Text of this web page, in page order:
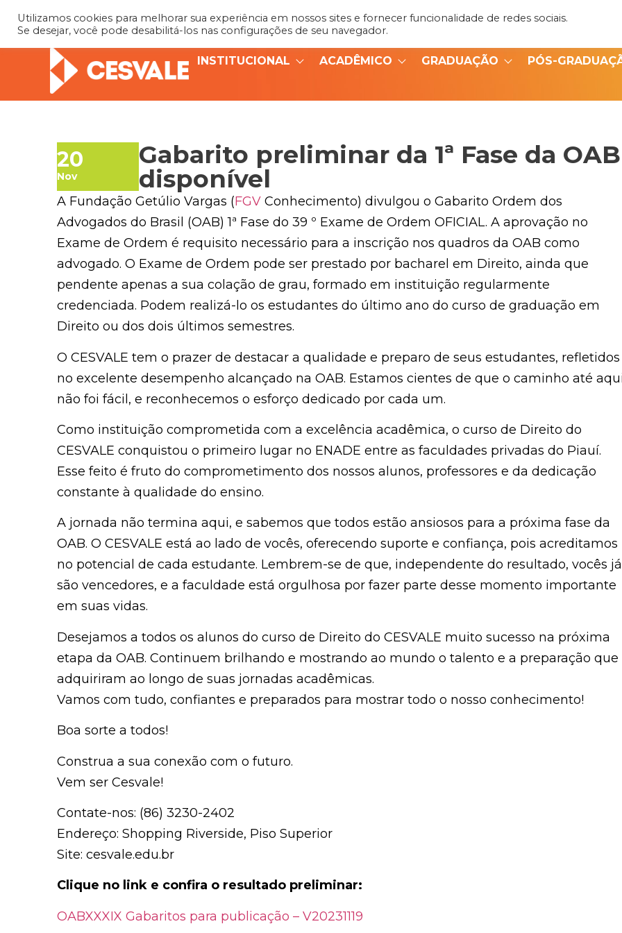
INSTITUCIONAL ACADÊMICO GRADUAÇÃO PÓS-
20
Nov
Gabarito preliminar da 1ª Fase da OAB
disponível
A Fundação Getúlio Vargas (FGV Conhecimento) divulgou o Gabarito Ordem dos
Advogados do Brasil (OAB) 1ª Fase do 39 º Exame de Ordem OFICIAL. A aprovação no
Exame de Ordem é requisito necessário para a inscrição nos quadros da OAB como
advogado. O Exame de Ordem pode ser prestado por bacharel em Direito, ainda que
pendente apenas a sua colação de grau, formado em instituição regularmente
credenciada. Podem realizá-lo os estudantes do último ano do curso de graduação em
Direito ou dos dois últimos semestres.
O CESVALE tem o prazer de destacar a qualidade e preparo de seus estudantes, refletidos
no excelente desempenho alcançado na OAB. Estamos cientes de que o caminho até
não foi fácil, e reconhecemos o esforço dedicado por cada um.
Como instituição comprometida com a excelência acadêmica, o curso de Direito do
CESVALE conquistou o primeiro lugar no ENADE entre as faculdades privadas do Piauí.
Esse feito é fruto do comprometimento dos nossos alunos, professores e da dedicação
constante à qualidade do ensino.
A jornada não termina aqui, e sabemos que todos estão ansiosos para a próxima fase da
OAB. O CESVALE está ao lado de vocês, oferecendo suporte e confiança, pois acreditamos
no potencial de cada estudante. Lembrem-se de que, independente do resultado, vocês já
são vencedores, e a faculdade está orgulhosa por fazer parte desse momento importante
em suas vidas.
Desejamos a todos os alunos do curso de Direito do CESVALE muito sucesso na próxima
etapa da OAB. Continuem brilhando e mostrando ao mundo o talento e a preparação que
adquiriram ao longo de suas jornadas acadêmicas.
Vamos com tudo, confiantes e preparados para mostrar todo o nosso conhecimento!
Boa sorte a todos!
Construa a sua conexão com o futuro.
Vem ser Cesvale!
Contate-nos: (86) 3230-2402
Endereço: Shopping Riverside, Piso Superior
Site: cesvale.edu.br
Clique no link e confira o resultado preliminar:
OABXXXIX Gabaritos para publicação – V20231119
Utilizamos cookies para melhorar sua experiência em nossos sites e fornecer funcionalidade de redes sociais.
Se desejar, você pode desabilitá-los nas configurações de seu navegador.